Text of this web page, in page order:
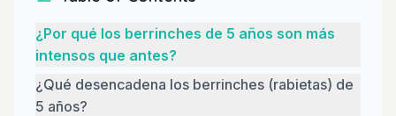
¿Por qué los berrinches de 5 años son más
intensos que antes?
¿Qué desencadena los berrinches (rabietas) de
5 años?